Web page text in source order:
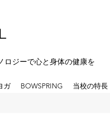
ロジーで心と身体の健康を
ガ BOWSPRING 当校の特長